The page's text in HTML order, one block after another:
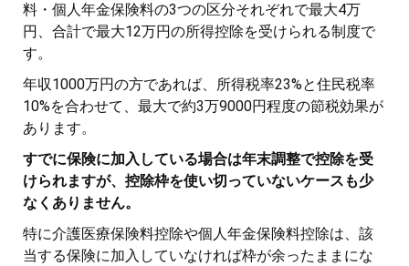
料・個人年金保険料の3つの区分それぞれで最大4万
円、合計で最大12万円の所得控除を受けられる制度で
す。
年収1000万円の方であれば、所得税率23%と住民税率
10%を合わせて、最大で約3万9000円程度の節税効果が
あります。
すでに保険に加入している場合は年末調整で控除を受
けられますが、控除枠を使い切っていないケースも少
なくありません。
特に介護医療保険料控除や個人年金保険料控除は、該
当する保険に加入していなければ枠が余ったままにな